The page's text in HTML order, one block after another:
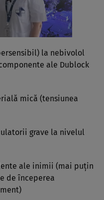
la nebivolol
ale Dublock
mică (tensiunea
grave la nivelul
ale inimii (mai puţin
de începerea